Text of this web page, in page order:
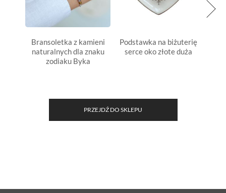
Bransoletka z kamieni
naturalnych dla znaku
zodiaku Byka
Podstawka na biżuterię
serce oko złote duża
PRZEJDŹ DO SKLEPU